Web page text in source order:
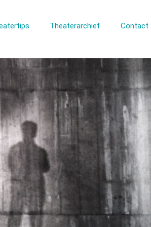
Theaterarchief Contact